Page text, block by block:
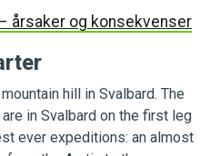
årsaker og konsekvenser